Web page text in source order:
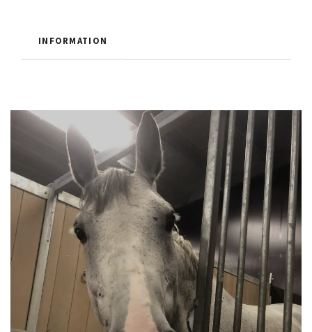
INFORMATION